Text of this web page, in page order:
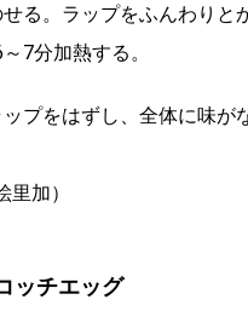
る。ラップをふんわりと
7分加熱する。
プをはずし、全体に味が
里加）
ッチエッグ